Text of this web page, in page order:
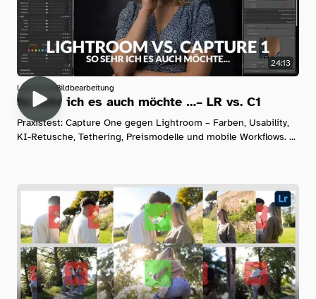
24:13
Lightroom Bildbearbeitung
So sehr ich es auch möchte …– LR vs. C1
Praxistest: Capture One gegen Lightroom – Farben, Usability,
KI-Retusche, Tethering, Preismodelle und mobile Workflows. ...